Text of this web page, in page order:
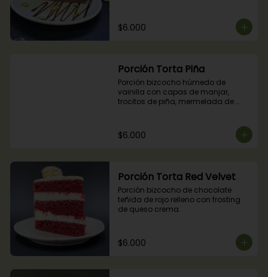
crema de pistachos.
$6.000
Porción Torta Piña
Porción bizcocho húmedo de
vainilla con capas de manjar,
trocitos de piña, mermelada de
$6.000
Porción Torta Red Velvet
Porción bizcocho de chocolate
teñida de rojo relleno con frosting
de queso crema.
$6.000